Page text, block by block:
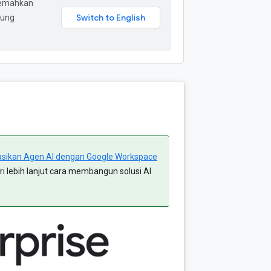
Agen AI dengan Google Workspace
lebih lanjut cara membangun solusi AI